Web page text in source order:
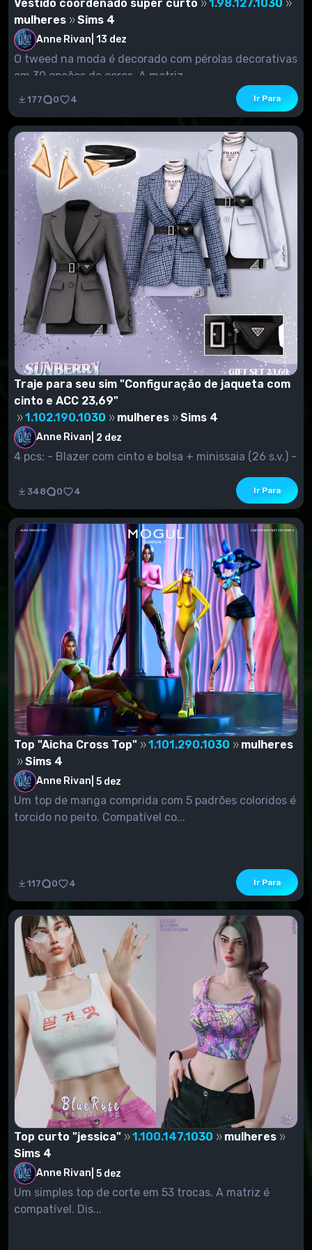
Vestido coordenado super curto
1.98.127.1030
mulheres
Sims 4
Anne Rivan 13 dez
O tweed na moda é decorado com pérolas decorativas
em 30 opções de cores. A matriz...
177 0 4 Ir Para
Traje para seu sim "Configuração de jaqueta com
cinto e ACC 23,69"
1.102.190.1030
mulheres Sims 4
Anne Rivan 2 dez
4 pcs: - Blazer com cinto e bolsa + minissaia (26 s.v.) -
348 0 4 Ir Para
Top "Aicha Cross Top" 1.101.290.1030
mulheres
Sims 4
Anne Rivan 5 dez
Um top de manga comprida com 5 padrões coloridos é
torcido no peito. Compatível co...
117 0 4 Ir Para
Top curto "jessica" 1.100.147.1030
mulheres
Sims 4
Anne Rivan 5 dez
Um simples top de corte em 53 trocas. A matriz é
compatível. Dis...